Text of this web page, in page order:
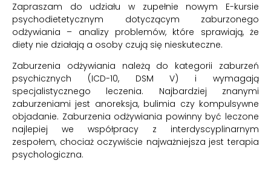
Zapraszam do udziału w zupełnie nowym E-kursie
psychodietetycznym dotyczącym zaburzonego
odżywiania – analizy problemów, które sprawiają, że
diety nie działają a osoby czują się nieskuteczne.
Zaburzenia odżywiania należą do kategorii zaburzeń
psychicznych (ICD-10, DSM V) i wymagają
specjalistycznego leczenia. Najbardziej znanymi
zaburzeniami jest anoreksja, bulimia czy kompulsywne
objadanie. Zaburzenia odżywiania powinny być leczone
najlepiej we współpracy z interdyscyplinarnym
zespołem, chociaż oczywiście najważniejsza jest terapia
psychologiczna.